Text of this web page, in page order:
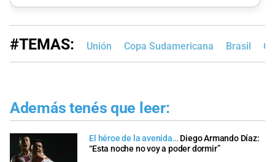
#TEMAS: Unión Copa Sudamericana Brasil
Además tenés que leer:
El héroe de la avenida… Diego Armando Díaz:
“Esta noche no voy a poder dormir”